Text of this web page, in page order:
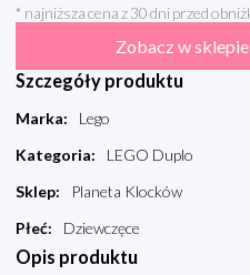
* najniższa cena z 30 dni przed
Zobacz w
Szczegóły produktu
Marka:
Lego
Kategoria:
LEGO Duplo
Sklep:
Planeta Klocków
Płeć: Dziewczęce
Opis produktu